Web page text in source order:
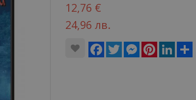
12,76 €
24,96 лв.
Facebook
Twitter MessengerPinterestLinkedIn